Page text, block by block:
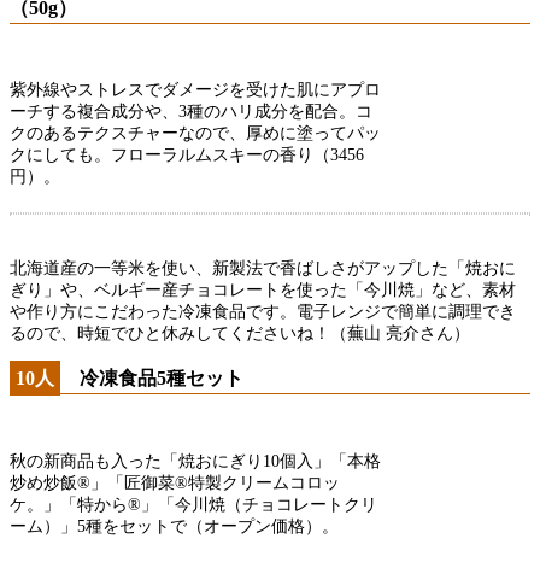
（50g）
紫外線やストレスでダメージを受けた肌にアプロ
ーチする複合成分や、3種のハリ成分を配合。コ
クのあるテクスチャーなので、厚めに塗ってパッ
クにしても。フローラルムスキーの香り（3456
円）。
北海道産の一等米を使い、新製法で香ばしさがアップした「焼おに
ぎり」や、ベルギー産チョコレートを使った「今川焼」など、素材
や作り方にこだわった冷凍食品です。電子レンジで簡単に調理でき
るので、時短でひと休みしてくださいね！（蕪山 亮介さん）
10人 冷凍食品5種セット
秋の新商品も入った「焼おにぎり10個入」「本格
炒め炒飯®」「匠御菜®特製クリームコロッ
ケ。」「特から®」「今川焼（チョコレートクリ
ーム）」5種をセットで（オープン価格）。